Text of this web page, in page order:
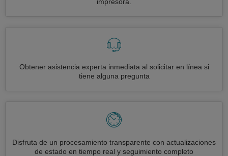
Obtener asistencia experta inmediata al solicitar en línea si
tiene alguna pregunta
Disfruta de un procesamiento transparente con actualizaciones
de estado en tiempo real y seguimiento completo